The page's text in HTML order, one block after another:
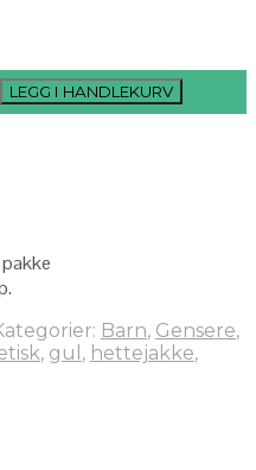
LEGG I HANDLEKURV
Barn, Gensere,
, gul , hettejakke,